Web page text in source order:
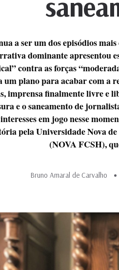
a ser um dos episódios
dominante apresentou
contra as forças
um plano para acabar com a
imprensa finalmente livre e
e o saneamento de
em jogo nesse
pela Universidade Nova
(NOVA FCSH),
Bruno Amaral de Carvalho